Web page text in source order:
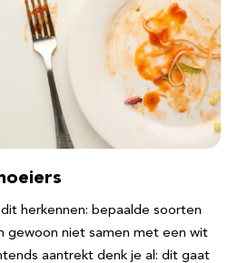
herkennen: bepaalde soorten
gewoon niet samen met een wit
aantrekt denk je al: dit gaat